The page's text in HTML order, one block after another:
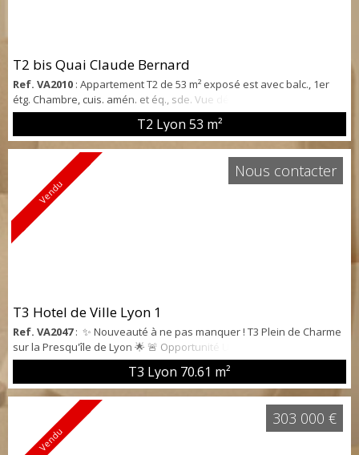
T2 bis Quai Claude Bernard
Ref. VA2010 : Appartement T2 de 53 m² exposé est avec balc., 1er
étg. Chambre, cuis. amén. et éq., sde. Vue dégagée. BEG. Chauffage
gaz.
T2 Lyon 53 m²
Vendu
T3 Hotel de Ville Lyon 1
Ref. VA2047: ✨ Nouveauté à ne pas manquer ! T3 Plein de Charme
sur la Presqu'île de Lyon 🌟 🚨 Opportunité Unique : Découvrez ce
T3 de 70 m², perle rare au 5ème étage d'un immeuble historique de
1860, situé dans un des quartiers les plus prisés de Lyon. 🏛️ Vue
Imprenable et Emplacement de Rêve : Situé sur la presqu'île, à
l'angle de la Rue Édouard Herriot, profitez d'une vue magnifique
T3 Lyon 70.61 m²
Nous contacter
Vendu
303 000 €